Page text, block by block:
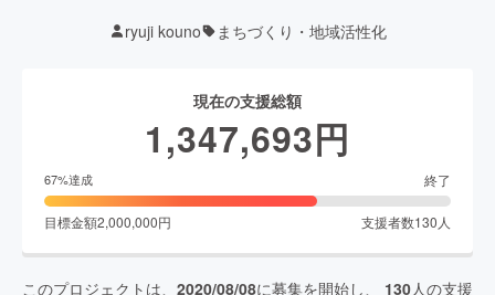
ryuji kouno まちづくり・地域活性化
現在の支援総額
1,347,693円
67%達成 終了
目標金額2,000,000円 支援者数130 人
このプロジェクトは、 2020/08/08に募集を開始し、 130人の支援